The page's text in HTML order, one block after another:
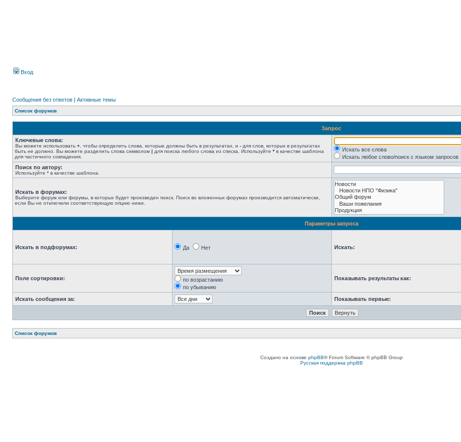
Вход
Сообщения без ответов | Активные темы
Список форумов
Запрос
Ключевые слова:
Вы можете использовать + , чтобы определить слова, которые должны быть в результатах, и - для слов, которых в результатах
быть не должно. Вы можете разделить слова символом | для поиска любого слова из списка. Используйте * в качестве шаблона
для частичного совпадения.
Искать все слова
Искать любое слово/поиск с языком запросов
Поиск по автору:
Используйте * в качестве шаблона.
Искать в форумах:
Выберите форум или форумы, в которых будет произведен поиск. Поиск во вложенных форумах производится автоматически,
если Вы не отключили соответствующую опцию ниже.
Параметры запроса
Искать в подфорумах: Да Нет Искать:
Поле сортировки:
по возрастанию
по убыванию
Показывать результаты как:
Искать сообщения за: Показывать первые:
Список форумов
Создано на основе phpBB® Forum Software © phpBB Group
Русская поддержка phpBB